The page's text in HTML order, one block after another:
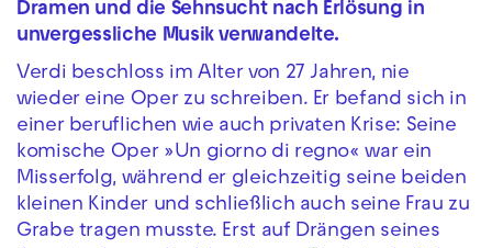
Dramen und die Sehnsucht nach Erlösung in
unvergessliche Musik verwandelte.
Verdi beschloss im Alter von 27 Jahren, nie
wieder eine Oper zu schreiben. Er befand sich in
einer beruflichen wie auch privaten Krise: Seine
komische Oper »Un giorno di regno« war ein
Misserfolg, während er gleichzeitig seine beiden
kleinen Kinder und schließlich auch seine Frau zu
Grabe tragen musste. Erst auf Drängen seines